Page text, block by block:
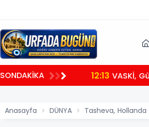
SONDAKİKA 12:13 VASKİ,
Anasayfa DÜNYA Tasheva,